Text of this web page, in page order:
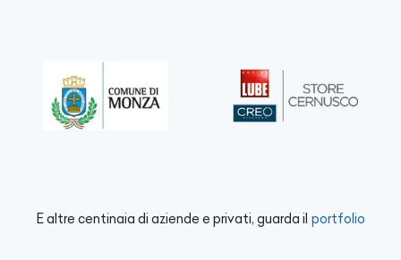
E altre centinaia di aziende e privati, guarda il portfolio